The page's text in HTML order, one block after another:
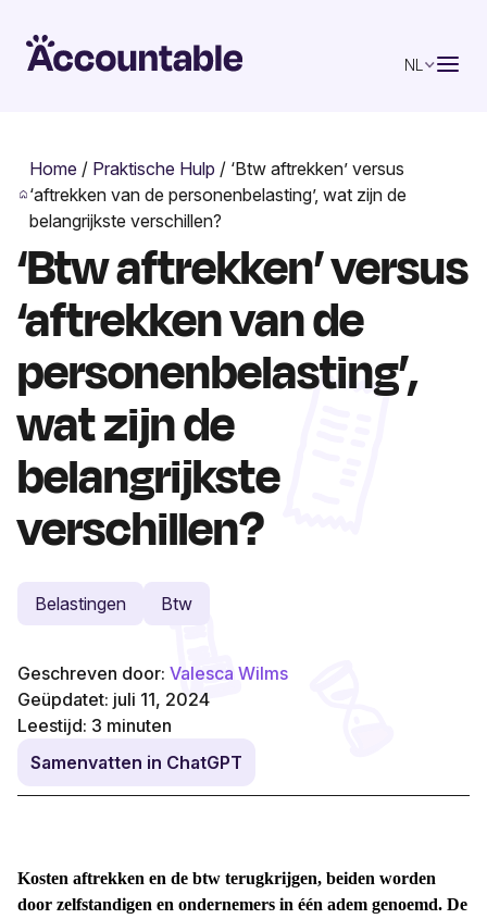
NL
Home / Praktische Hulp / ‘Btw aftrekken’ versus
‘aftrekken van de personenbelasting’, wat zijn de
belangrijkste verschillen?
‘Btw aftrekken’ versus
‘aftrekken van de
personenbelasting’,
wat zijn de
belangrijkste
verschillen?
Belastingen Btw
Geschreven door: Valesca Wilms
Geüpdatet: juli 11, 2024
Leestijd: 3 minuten
Samenvatten in ChatGPT
Kosten aftrekken en de btw terugkrijgen, beiden worden
door zelfstandigen en ondernemers in één adem genoemd. De